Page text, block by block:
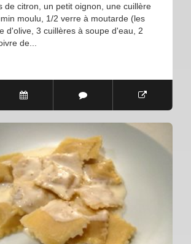
de citron, un petit oignon, une cuillère
moulu, 1/2 verre à moutarde (les
d'olive, 3 cuillères à soupe d'eau, 2
de...